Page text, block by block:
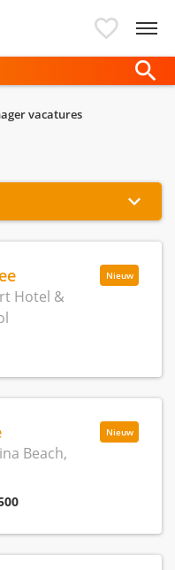
vacatures
Nieuw
Hotel &
Nieuw
Beach,